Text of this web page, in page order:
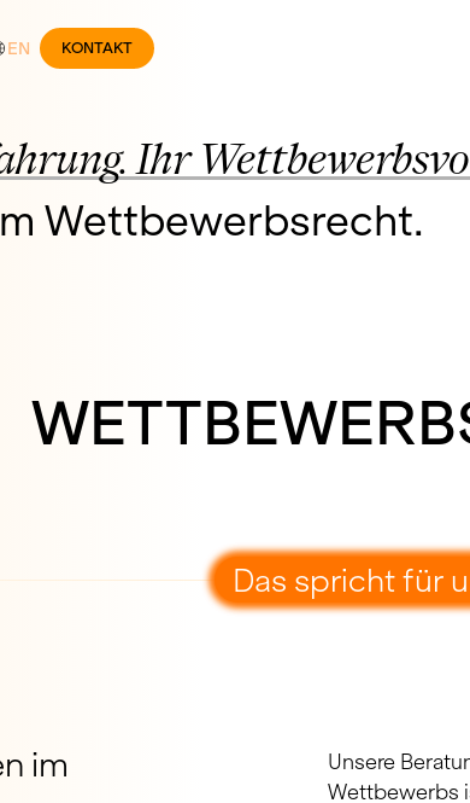
EN KONTAKT
Ihr
Wettbewerbsrecht.
Das spricht für
im
Unsere
Wettbewerbs